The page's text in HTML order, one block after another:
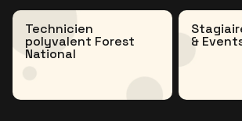
Technicien
polyvalent Forest
National
&